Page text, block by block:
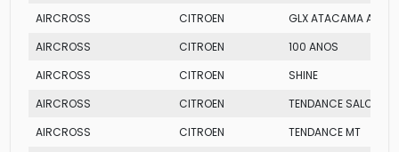
AIRCROSS
CITROEN
GLX ATACAMA AT
AIRCROSS
CITROEN
100 ANOS
AIRCROSS
CITROEN
SHINE
AIRCROSS
CITROEN
TENDANCE
AIRCROSS
CITROEN
TENDANCE MT